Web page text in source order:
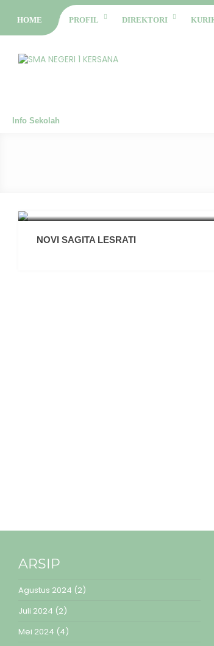
HOME PROFIL DIREKTORI
Info Sekolah
NOVI SAGITA LESRATI
ARSIP
Agustus 2024 (2)
Juli 2024 (2)
Mei 2024 (4)